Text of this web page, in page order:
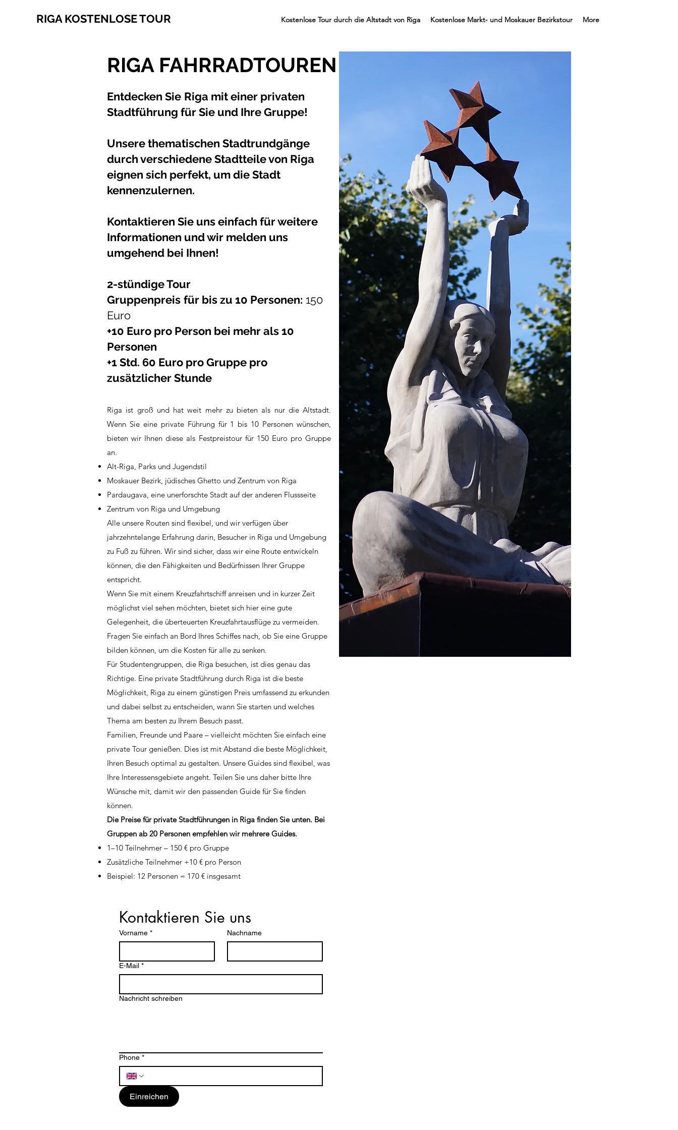
RIGA KOSTENLOSE TOUR Kostenlose Tour durch die Altstadt von Riga Kostenlose Markt- und Moskauer Bezirkstour More
RIGA FAHRRADTOUREN
Entdecken Sie Riga mit einer privaten
Stadtführung für Sie und Ihre Gruppe!
Unsere thematischen Stadtrundgänge
durch verschiedene Stadtteile von Riga
eignen sich perfekt, um die Stadt
kennenzulernen.
Kontaktieren Sie uns einfach für weitere
Informationen und wir melden uns
umgehend bei Ihnen!
2-stündige Tour
Gruppenpreis für bis zu 10 Personen: 150
Euro
+10 Euro pro Person bei mehr als 10
Personen
+1 Std. 60 Euro pro Gruppe pro
zusätzlicher Stunde
Riga ist groß undhat weit mehr zu bieten als nur die Altstadt.
Wenn Sie eine private Führung für 1 bis 10 Personen wünschen,
bieten wir Ihnen diese als Festpreistour für 150 Euro pro Gruppe
an.
Alt-Riga, Parks und Jugendstil
Moskauer Bezirk, jüdisches Ghetto und Zentrum von Riga
Pardaugava, eine unerforschte Stadt auf der anderen Flussseite
Zentrum von Riga und Umgebung
Alle unsere Routen sind flexibel, und wir verfügen über
jahrzehntelange Erfahrung darin, Besucher in Riga und Umgebung
zu Fuß zu führen. Wir sind sicher, dass wir eine Route entwickeln
können, die den Fähigkeiten und Bedürfnissen Ihrer Gruppe
entspricht.
Wenn Sie mit einem Kreuzfahrtschiff anreisen und in kurzer Zeit
möglichst viel sehen möchten, bietet sich hier eine gute
Gelegenheit, die überteuerten Kreuzfahrtausflüge zu vermeiden.
Fragen Sie einfach an Bord Ihres Schiffes nach, ob Sie eine Gruppe
bilden können, um die Kosten für alle zu senken.
Für Studentengruppen, die Riga besuchen, ist dies genau das
Richtige. Eine private Stadtführung durch Riga ist die beste
Möglichkeit, Riga zu einem günstigen Preis umfassend zu erkunden
und dabei selbst zu entscheiden, wann Sie starten und welches
Thema am besten zu Ihrem Besuch passt.
Familien, Freunde und Paare – vielleicht möchten Sie einfach eine
private Tour genießen. Dies ist mit Abstand die beste Möglichkeit,
Ihren Besuch optimal zu gestalten. Unsere Guides sind flexibel, was
Ihre Interessensgebiete angeht. Teilen Sie uns daher bitte Ihre
Wünsche mit, damit wir den passenden Guide für Sie finden
können.
Die Preise für private Stadtführungen in Riga finden Sie unten. Bei
Gruppen ab 20 Personen empfehlen wir mehrere Guides.
1–10 Teilnehmer – 150 € pro Gruppe
Zusätzliche Teilnehmer +10 € pro Person
Beispiel: 12 Personen = 170 € insgesamt
Kontaktieren Sie uns
Vorname * Nachname
E-Mail *
Nachricht schreiben
Phone *
Einreichen